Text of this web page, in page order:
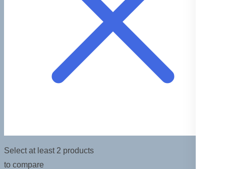
Select at least 2 products
to compare